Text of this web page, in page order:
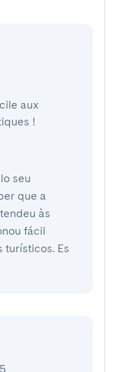
aux
!
seu
que a
às
fácil
turísticos. Es